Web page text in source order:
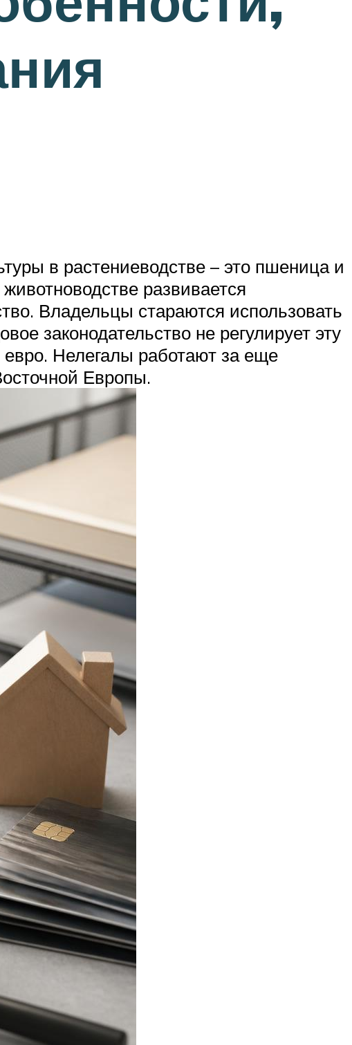
в растениеводстве – это пшеница и
развивается
Владельцы стараются использовать
законодательство не регулирует эту
Нелегалы работают за еще
Европы.